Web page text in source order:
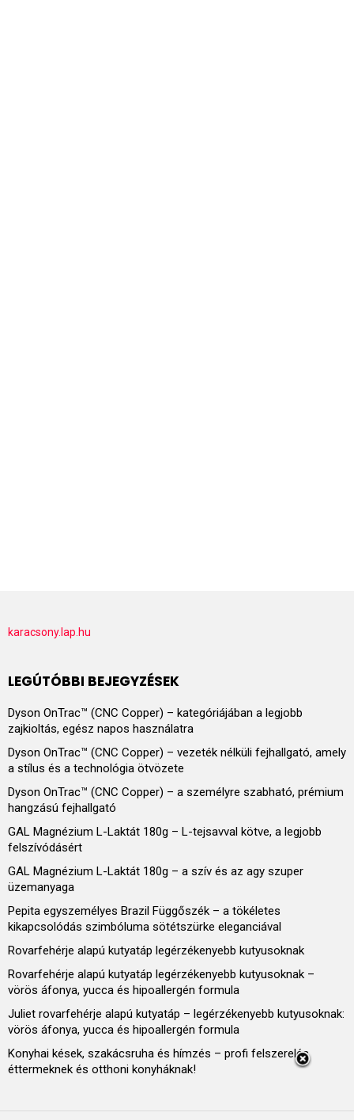
karacsony.lap.hu
LEGÚTÓBBI BEJEGYZÉSEK
Dyson OnTrac™ (CNC Copper) – kategóriájában a legjobb
zajkioltás, egész napos használatra
Dyson OnTrac™ (CNC Copper) – vezeték nélküli fejhallgató, amely
a stílus és a technológia ötvözete
Dyson OnTrac™ (CNC Copper) – a személyre szabható, prémium
hangzású fejhallgató
GAL Magnézium L-Laktát 180g – L-tejsavval kötve, a legjobb
felszívódásért
GAL Magnézium L-Laktát 180g – a szív és az agy szuper
üzemanyaga
Pepita egyszemélyes Brazil Függőszék – a tökéletes
kikapcsolódás szimbóluma sötétszürke eleganciával
Rovarfehérje alapú kutyatáp legérzékenyebb kutyusoknak
Rovarfehérje alapú kutyatáp legérzékenyebb kutyusoknak –
vörös áfonya, yucca és hipoallergén formula
Juliet rovarfehérje alapú kutyatáp – legérzékenyebb kutyusoknak:
vörös áfonya, yucca és hipoallergén formula
Konyhai kések, szakácsruha és hímzés – profi felszerelés
éttermeknek és otthoni konyháknak!